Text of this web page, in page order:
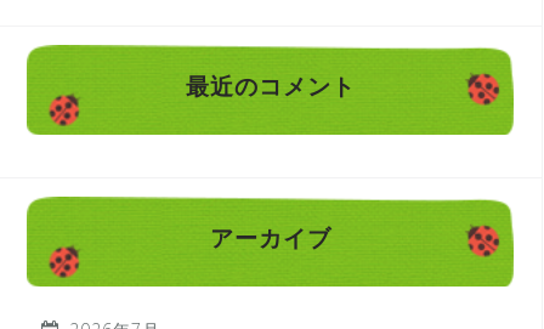
最近のコメント
アーカイブ